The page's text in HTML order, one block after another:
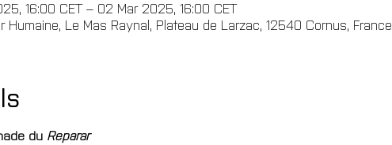
16:00 CET – 02 Mar 2025, 16:00 CET
Humaine, Le Mas Raynal, Plateau de Larzac, 12540 Cornus, France
du Reparar